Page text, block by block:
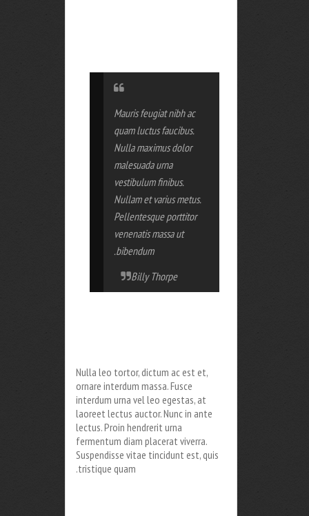
Mauris feugiat nibh ac
quam luctus faucibus.
Nulla maximus dolor
malesuada urna
vestibulum finibus.
Nullam et varius metus.
Pellentesque porttitor
venenatis massa ut
bibendum.
Billy Thorpe
Nulla leo tortor, dictum ac est et,
ornare interdum massa. Fusce
interdum urna vel leo egestas, at
laoreet lectus auctor. Nunc in ante
lectus. Proin hendrerit urna
fermentum diam placerat viverra.
Suspendisse vitae tincidunt est, quis
tristique quam.